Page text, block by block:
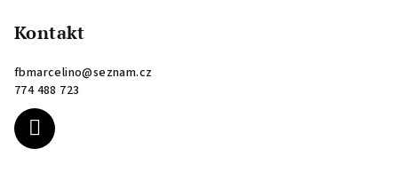
Kontakt
fbmarcelino@seznam.cz
774 488 723